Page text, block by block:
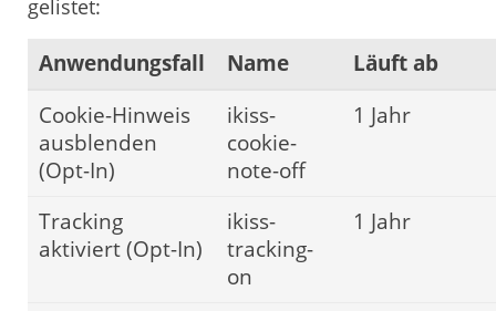
gelistet:
Anwendungsfall Name
Läuft ab
Cookie-Hinweis
ausblenden
(Opt-In)
ikiss-
cookie-
note-off
1 Jahr
Tracking
aktiviert (Opt-In)
ikiss-
tracking-
on
1 Jahr